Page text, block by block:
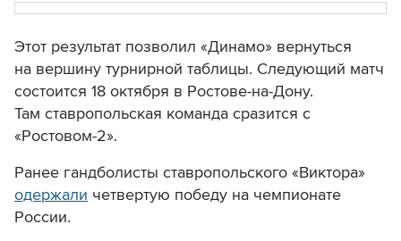
Этот результат позволил «Динамо» вернуться
на вершину турнирной таблицы. Следующий матч
состоится 18 октября в Ростове-на-Дону.
Там ставропольская команда сразится с
«Ростовом-2».
Ранее гандболисты ставропольского «Виктора»
одержали четвертую победу на чемпионате
России.